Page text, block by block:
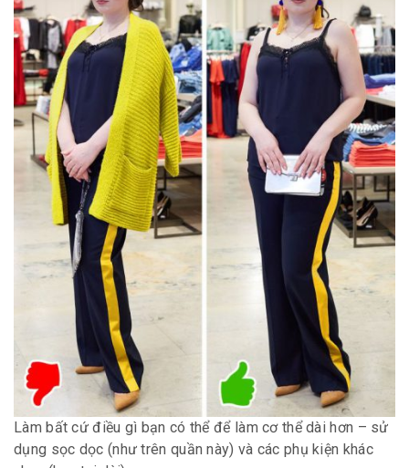
Làm bất cứ điều gì bạn có thể để làm cơ thể dài hơn – sử
dụng sọc dọc (như trên quần này) và các phụ kiện khác